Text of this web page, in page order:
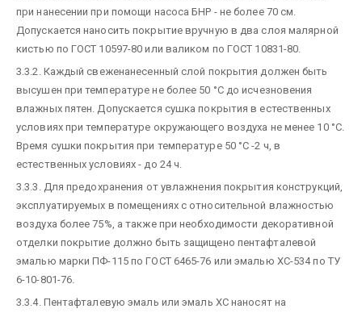
при нанесении при помощи насоса БНР - не более 70 см.
Допускается наносить покрытие вручную в два слоя малярной
кистью по ГОСТ 10597-80 или валиком по ГОСТ 10831-80.
3.3.2. Каждый свеженанесенный слой покрытия должен быть
высушен при температуре не более 50 °С до исчезновения
влажных пятен. Допускается сушка покрытия в естественных
условиях при температуре окружающего воздуха не менее 10 °С.
Время сушки покрытия при температуре 50 °С -2 ч, в
естественных условиях - до 24 ч.
3.3.3. Для предохранения от увлажнения покрытия конструкций,
эксплуатируемых в помещениях с относительной влажностью
воздуха более 75%, а также при необходимости декоративной
отделки покрытие должно быть защищено пентафталевой
эмалью марки ПФ-115 по ГОСТ 6465-76 или эмалью ХС-534 по ТУ
6-10-801-76.
3.3.4. Пентафталевую эмаль или эмаль ХС наносят на